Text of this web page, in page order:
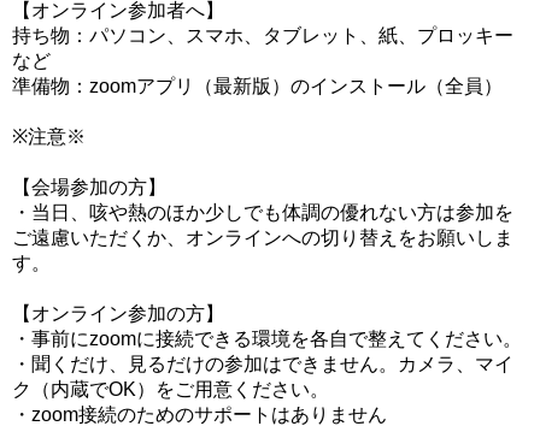
【オンライン参加者へ】
持ち物：パソコン、スマホ、タブレット、紙、プロッキー
など
準備物：zoomアプリ（最新版）のインストール（全員）
※注意※
【会場参加の方】
・当日、咳や熱のほか少しでも体調の優れない方は参加を
ご遠慮いただくか、オンラインへの切り替えをお願いしま
す。
【オンライン参加の方】
・事前にzoomに接続できる環境を各自で整えてください。
・聞くだけ、見るだけの参加はできません。カメラ、マイ
ク（内蔵でOK）をご用意ください。
・zoom接続のためのサポートはありません